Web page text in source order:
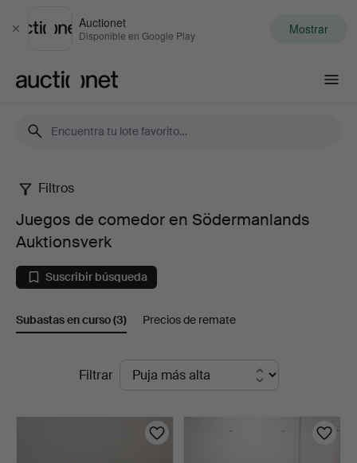
Cerrar
Auctionet
Disponible en Google Play Mostrar
Juegos
de
comedor
en
Auktionsverk
Filtros
Juegos de comedor en Södermanlands
Auktionsverk
Suscribir búsqueda
Subastas en curso(3) Precios de remate
SubastasFiltrar